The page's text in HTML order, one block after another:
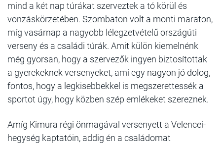
mind a két nap túrákat szerveztek a tó körül és
vonzáskörzetében. Szombaton volt a monti maraton,
míg vasárnap a nagyobb lélegzetvételű országúti
verseny és a családi túrák. Amit külön kiemelnénk
még gyorsan, hogy a szervezők ingyen biztosítottak
a gyerekeknek versenyeket, ami egy nagyon jó dolog,
fontos, hogy a legkisebbekkel is megszerettessék a
sportot úgy, hogy közben szép emlékeket szereznek.
Amíg Kimura régi önmagával versenyett a Velencei-
hegység kaptatóin, addig én a családomat